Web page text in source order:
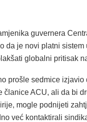
guvernera
da je novi platni
globalni pritisak
prošle sedmice
članice ACU, ali da bi
mogle podnijeti
već kontaktirali